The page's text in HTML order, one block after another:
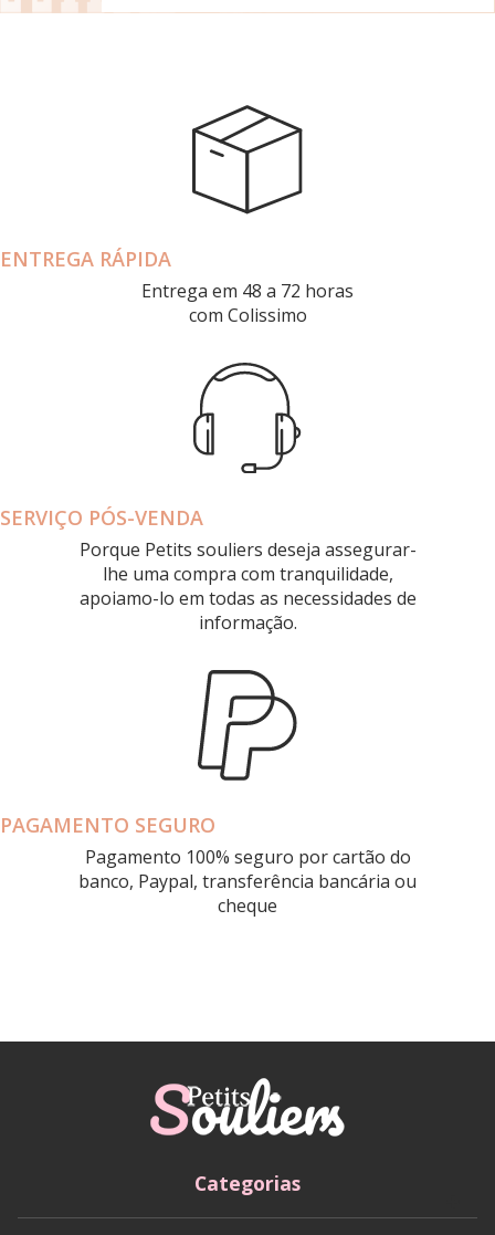
ENTREGA RÁPIDA
Entrega em 48 a 72 horas
com Colissimo
SERVIÇO PÓS-VENDA
Porque Petits souliers deseja assegurar-
lhe uma compra com tranquilidade,
apoiamo-lo em todas as necessidades de
informação.
PAGAMENTO SEGURO
Pagamento 100% seguro por cartão do
banco, Paypal, transferência bancária ou
cheque
Categorias